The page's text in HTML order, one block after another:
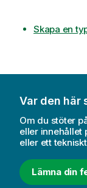
Skapa en
Var den här
Om du stöter
eller innehållet
eller ett
Lämna din